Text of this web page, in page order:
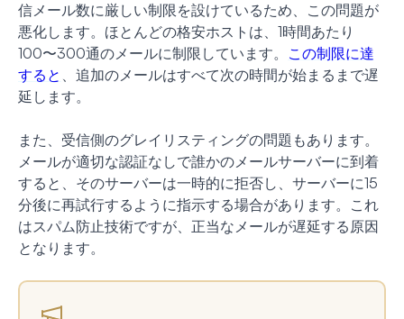
信メール数に厳しい制限を設けているため、この問題が
悪化します。ほとんどの格安ホストは、1時間あたり
100〜300通のメールに制限しています。 この制限に達
すると 、追加のメールはすべて次の時間が始まるまで遅
延します。
また、受信側のグレイリスティングの問題もあります。
メールが適切な認証なしで誰かのメールサーバーに到着
すると、そのサーバーは一時的に拒否し、サーバーに15
分後に再試行するように指示する場合があります。これ
はスパム防止技術ですが、正当なメールが遅延する原因
となります。